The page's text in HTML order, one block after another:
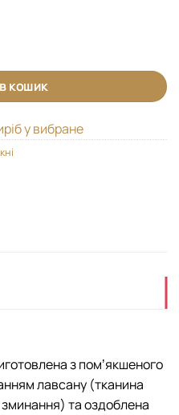
кошик
у вибране
з помʼякшеного
лавсану (тканина
та оздоблена